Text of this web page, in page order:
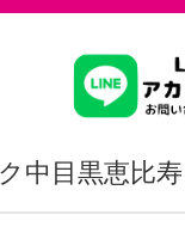
いたいこ
中目黒恵比